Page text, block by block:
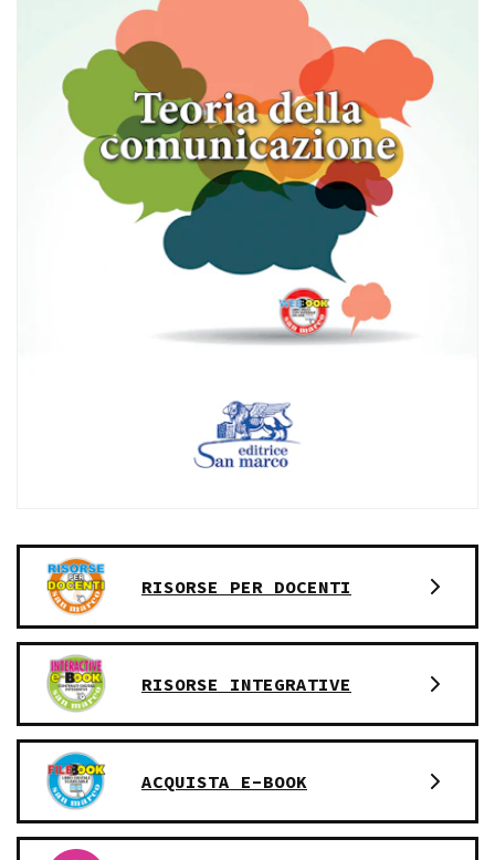
RISORSE PER DOCENTI
RISORSE INTEGRATIVE
ACQUISTA E-BOOK